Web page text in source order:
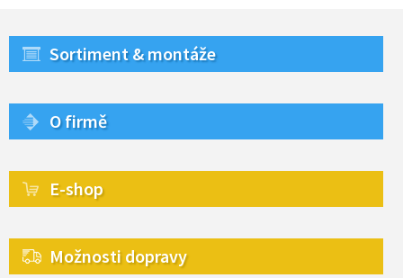
Sortiment & montáže
O firmě
E-shop
Možnosti dopravy